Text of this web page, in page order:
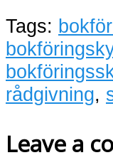
Tags:
rådgivning,
Leave a